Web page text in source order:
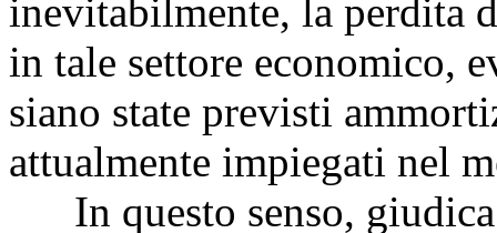
inevitabilmente, la perdita
in tale settore economico,
siano state previsti
attualmente impiegati nel
In questo senso, giudica